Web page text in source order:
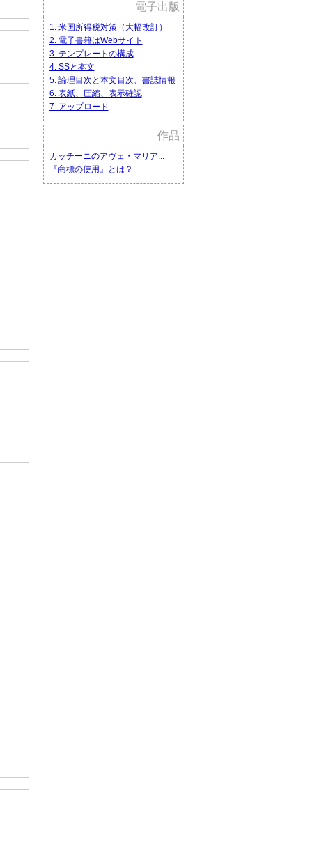
電子出版
1. 米国所得税対策（大幅改訂）
2. 電子書籍はWebサイト
3. テンプレートの構成
4. SSと本文
5. 論理目次と本文目次、書誌情報
6. 表紙、圧縮、表示確認
7. アップロード
作品
カッチーニのアヴェ・マリア...
『商標の使用』とは？